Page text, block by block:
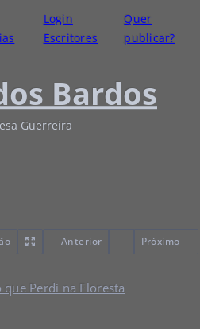
Login
Escritores
Quer
publicar?
Bardos
Guerreira
Anterior Próximo
Perdi na Floresta